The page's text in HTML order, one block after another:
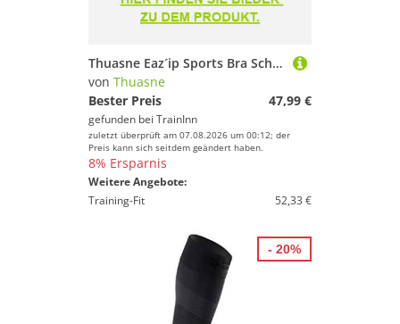
Thuasne Eaz´ip Sports Bra Schwarz 95 / F Frau
von Thuasne
Bester Preis
47,99 €
gefunden bei TrainInn
zuletzt überprüft am 07.08.2026 um 00:12; der
Preis kann sich seitdem geändert haben.
8% Ersparnis
Weitere Angebote:
Training-Fit
52,33 €
- 20%